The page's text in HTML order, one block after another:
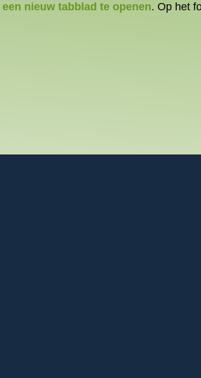
nieuw tabblad te openen. Op het